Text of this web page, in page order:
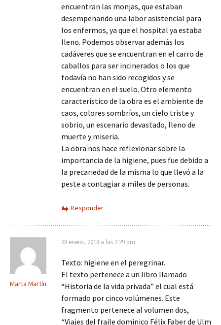
encuentran las monjas, que estaban
desempeñando una labor asistencial para
los enfermos, ya que el hospital ya estaba
lleno. Podemos observar además los
cadáveres que se encuentran en el carro de
caballos para ser incinerados o los que
todavía no han sido recogidos y se
encuentran en el suelo. Otro elemento
característico de la obra es el ambiente de
caos, colores sombríos, un cielo triste y
sobrio, un escenario devastado, lleno de
muerte y miseria.
La obra nos hace reflexionar sobre la
importancia de la higiene, pues fue debido a
la precariedad de la misma lo que llevó a la
peste a contagiar a miles de personas.
Responder
Marta Martín
28 enero, 2018 a las 2:29 pm
Texto: higiene en el peregrinar.
El texto pertenece a un libro llamado
“Historia de la vida privada” el cual está
formado por cinco volúmenes. Este
fragmento pertenece al volumen dos,
“Viajes del fraile dominico Félix Faber de Ulm